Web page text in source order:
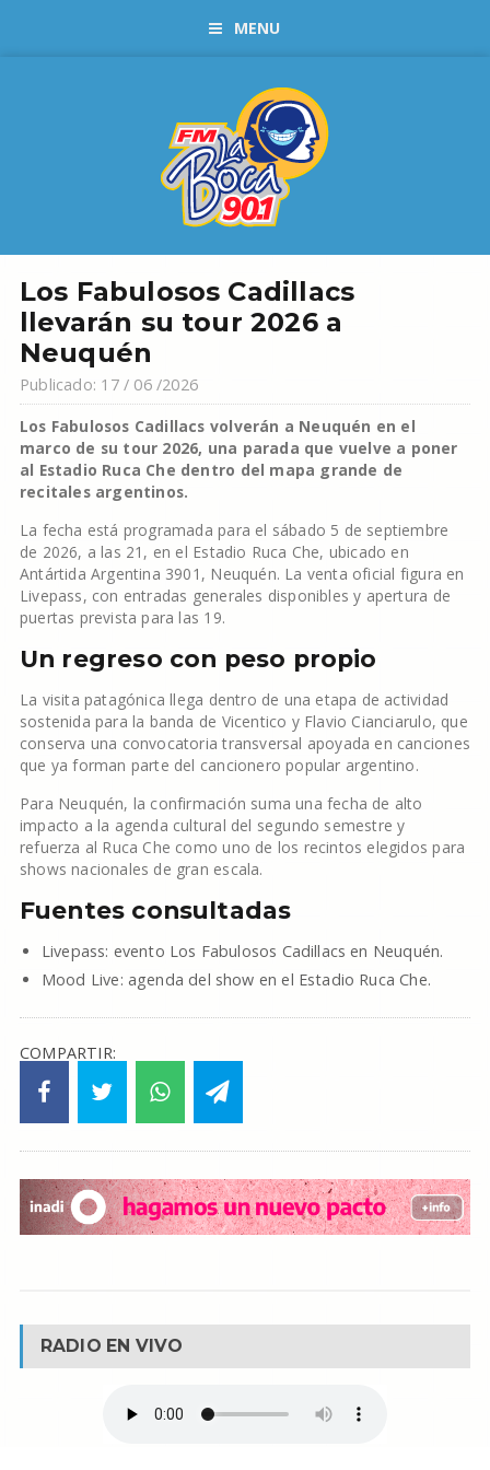
MENU
Los Fabulosos Cadillacs
llevarán su tour 2026 a
Neuquén
Publicado: 17 / 06 /2026
Los Fabulosos Cadillacs volverán a Neuquén en el
marco de su tour 2026, una parada que vuelve a poner
al Estadio Ruca Che dentro del mapa grande de
recitales argentinos.
La fecha está programada para el sábado 5 de septiembre
de 2026, a las 21, en el Estadio Ruca Che, ubicado en
Antártida Argentina 3901, Neuquén. La venta oficial figura en
Livepass, con entradas generales disponibles y apertura de
puertas prevista para las 19.
Un regreso con peso propio
La visita patagónica llega dentro de una etapa de actividad
sostenida para la banda de Vicentico y Flavio Cianciarulo, que
conserva una convocatoria transversal apoyada en canciones
que ya forman parte del cancionero popular argentino.
Para Neuquén, la confirmación suma una fecha de alto
impacto a la agenda cultural del segundo semestre y
refuerza al Ruca Che como uno de los recintos elegidos para
shows nacionales de gran escala.
Fuentes consultadas
Livepass: evento Los Fabulosos Cadillacs en Neuquén.
Mood Live: agenda del show en el Estadio Ruca Che.
COMPARTIR:
RADIO EN VIVO